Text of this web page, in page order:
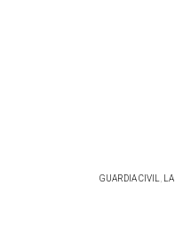
GUARDIA CIVIL